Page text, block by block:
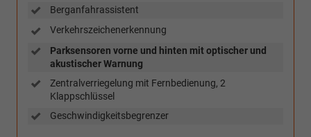
Berganfahrassistent
Verkehrszeichenerkennung
Parksensoren vorne und hinten mit optischer und
akustischer Warnung
Zentralverriegelung mit Fernbedienung, 2
Klappschlüssel
Geschwindigkeitsbegrenzer